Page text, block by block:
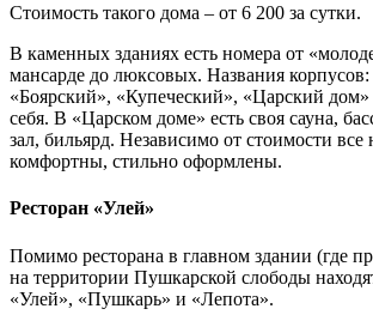
Стоимость такого дома – от 6 200 за сутки.
В каменных зданиях есть номера от
мансарде до люксовых. Названия
«Боярский», «Купеческий», «Царский
себя. В «Царском доме» есть своя сауна,
зал, бильярд. Независимо от стоимости
комфортны, стильно оформлены.
Ресторан «Улей»
Помимо ресторана в главном здании (где
на территории Пушкарской слободы
«Улей», «Пушкарь» и «Лепота».